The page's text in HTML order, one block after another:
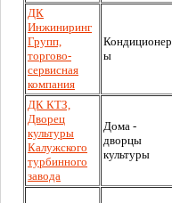
ДК
Инжиниринг
Групп,
торгово-
сервисная
компания
Кондиционер
ы
ДК КТЗ,
Дворец
культуры
Калужского
турбинного
завода
Дома -
дворцы
культуры